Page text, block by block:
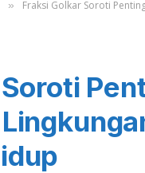
» Fraksi Golkar Soroti